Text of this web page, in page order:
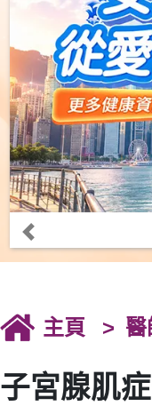
主頁 醫
子宮腺肌